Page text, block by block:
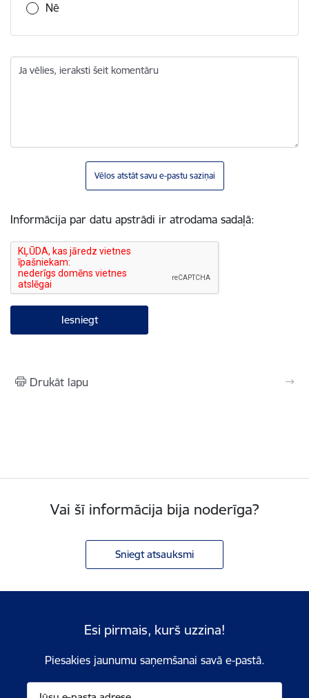
Nē
Ja vēlies, ieraksti šeit komentāru
Vēlos atstāt savu e-pastu saziņai
Informācija par datu apstrādi ir atrodama sadaļā:
Drukāt lapu
Vai šī informācija bija noderīga?
Sniegt atsauksmi
Esi pirmais, kurš uzzina!
Piesakies jaunumu saņemšanai savā e-pastā.